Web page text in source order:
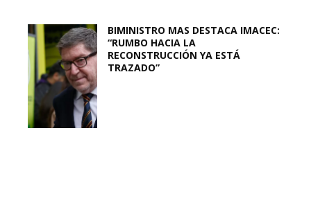
BIMINISTRO MAS DESTACA IMACEC:
“RUMBO HACIA LA
RECONSTRUCCIÓN YA ESTÁ
TRAZADO”